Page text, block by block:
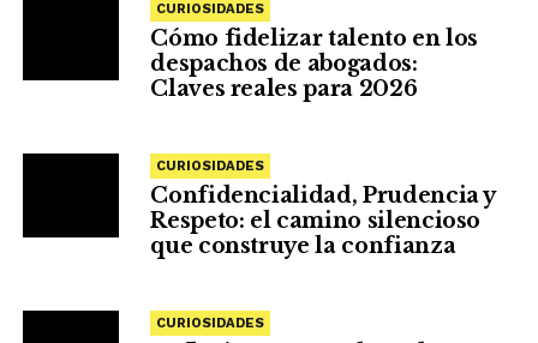
CURIOSIDADES
Cómo fidelizar talento en los
despachos de abogados:
Claves reales para 2026
CURIOSIDADES
Confidencialidad, Prudencia y
Respeto: el camino silencioso
que construye la confianza
CURIOSIDADES